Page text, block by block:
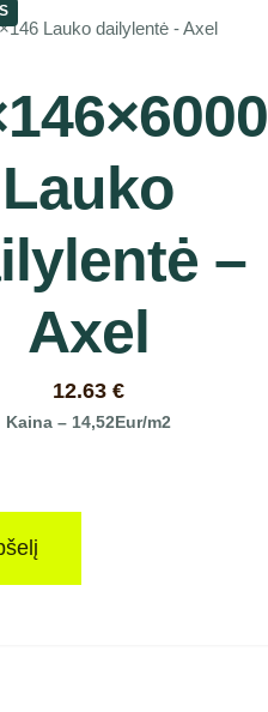
Lauko
–
Axel
12.63 €
Kaina – 14,52Eur/m2